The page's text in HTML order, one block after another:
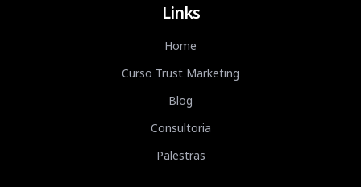
Links
Home
Curso Trust Marketing
Blog
Consultoria
Palestras